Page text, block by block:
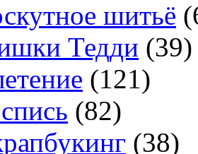
шитьё
Тедди (39)
(121)
(82)
(38)